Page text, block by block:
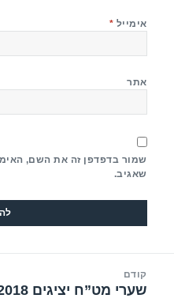
אימייל *
אתר
שמור בדפדפן זה את השם,
שאגיב.
קודם
הפוסט
שערי מט”ח יציגים 08/03/2018